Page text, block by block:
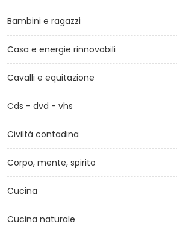
Bambini e ragazzi
Casa e energie rinnovabili
Cavalli e equitazione
Cds - dvd - vhs
Civiltà contadina
Corpo, mente, spirito
Cucina
Cucina naturale